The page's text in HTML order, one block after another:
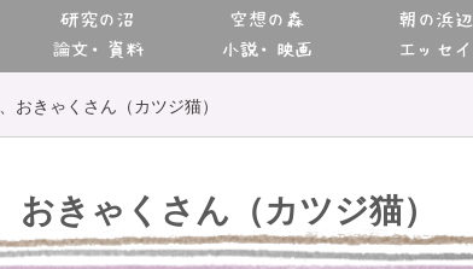
研究の沼
論文・資料
空想の森
小説・映画
朝の浜辺
エッセイ
おきゃくさん（カツジ猫）
おきゃくさん（カツジ猫）